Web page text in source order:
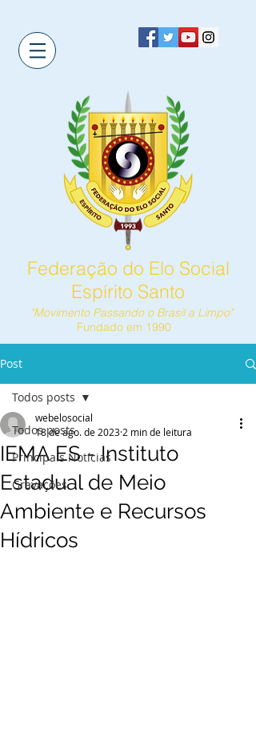
Federação do Elo Social
Espírito Santo
"Movimento Passando o Brasil a Limpo"
Fundado em 1990
Post
Todos posts
Principais Notícias
Gravações
Todos posts
IEMA ES - Instituto
Estadual de Meio
Ambiente e Recursos
Hídricos
webelosocial
18 de ago. de 2023 2 min de leitura